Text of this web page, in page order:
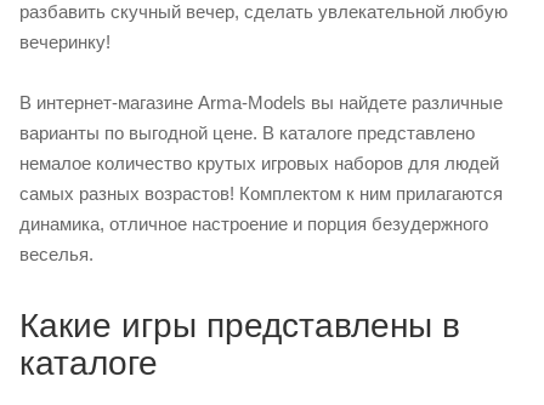
разбавить скучный вечер, сделать увлекательной любую
вечеринку!
В интернет-магазине Arma-Models вы найдете различные
варианты по выгодной цене. В каталоге представлено
немалое количество крутых игровых наборов для людей
самых разных возрастов! Комплектом к ним прилагаются
динамика, отличное настроение и порция безудержного
веселья.
Какие игры представлены в
каталоге